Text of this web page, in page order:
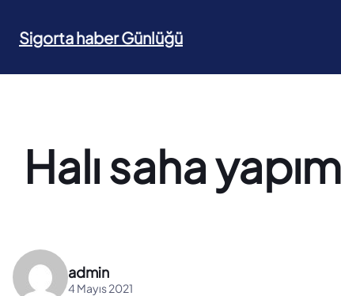
Sigorta haber Günlüğü
Halı saha
admin
4 Mayıs 2021